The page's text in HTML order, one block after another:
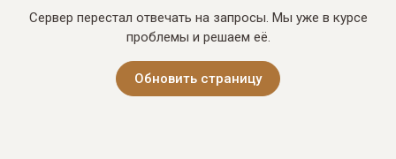
Сервер перестал отвечать на запросы. Мы уже в курсе
проблемы и решаем её.
Обновить страницу